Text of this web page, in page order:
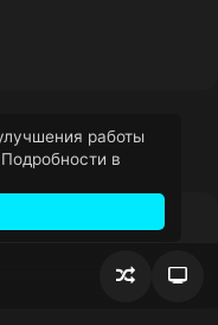
работы
в